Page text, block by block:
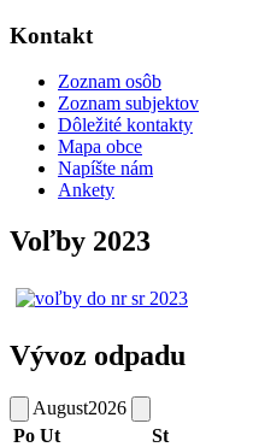
Kontakt
Zoznam osôb
Zoznam subjektov
Dôležité kontakty
Mapa obce
Napíšte nám
Ankety
Voľby 2023
Vývoz odpadu
August2026
Po Ut St